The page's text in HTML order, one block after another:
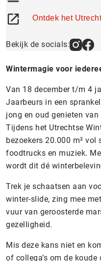
Wintermagie voor
Van 18 december t/m 4
Jaarbeurs in een
jong en oud genieten
Tijdens het Utrechtse
bezoekers 20.000 m² vol
foodtrucks en muziek.
wordt dit dé
Trek je schaatsen aan
winter-slide, zing mee
vuur van geroosterde
gezelligheid.
Mis deze kans niet en
of collega’s om de
Ontdek het
Bekijk de socials: